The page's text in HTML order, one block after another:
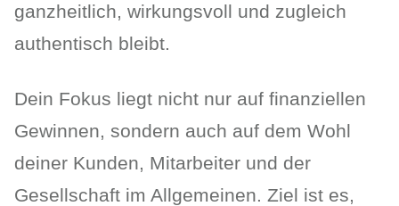
ganzheitlich, wirkungsvoll und zugleich
authentisch bleibt.
Dein Fokus liegt nicht nur auf finanziellen
Gewinnen, sondern auch auf dem Wohl
deiner Kunden, Mitarbeiter und der
Gesellschaft im Allgemeinen. Ziel ist es,